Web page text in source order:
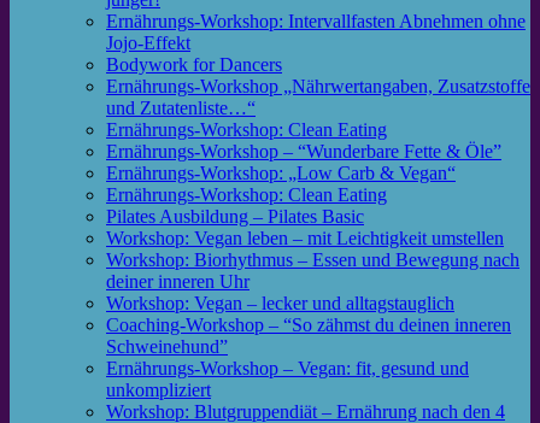
Ernährungs-Workshop: Intervallfasten Abnehmen ohne
Jojo-Effekt
Bodywork for Dancers
Ernährungs-Workshop „Nährwertangaben, Zusatzstoffe
und Zutatenliste…“
Ernährungs-Workshop: Clean Eating
Ernährungs-Workshop – “Wunderbare Fette & Öle”
Ernährungs-Workshop: „Low Carb & Vegan“
Ernährungs-Workshop: Clean Eating
Pilates Ausbildung – Pilates Basic
Workshop: Vegan leben – mit Leichtigkeit umstellen
Workshop: Biorhythmus – Essen und Bewegung nach
deiner inneren Uhr
Workshop: Vegan – lecker und alltagstauglich
Coaching-Workshop – “So zähmst du deinen inneren
Schweinehund”
Ernährungs-Workshop – Vegan: fit, gesund und
unkompliziert
Workshop: Blutgruppendiät – Ernährung nach den 4